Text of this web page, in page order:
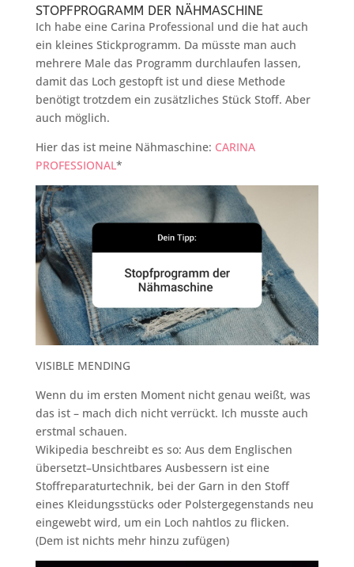
STOPFPROGRAMM DER NÄHMASCHINE
Ich habe eine Carina Professional und die hat auch
ein kleines Stickprogramm. Da müsste man auch
mehrere Male das Programm durchlaufen lassen,
damit das Loch gestopft ist und diese Methode
benötigt trotzdem ein zusätzliches Stück Stoff. Aber
auch möglich.
Hier das ist meine Nähmaschine: CARINA
PROFESSIONAL*
VISIBLE MENDING
Wenn du im ersten Moment nicht genau weißt, was
das ist – mach dich nicht verrückt. Ich musste auch
erstmal schauen.
Wikipedia beschreibt es so: Aus dem Englischen
übersetzt–Unsichtbares Ausbessern ist eine
Stoffreparaturtechnik, bei der Garn in den Stoff
eines Kleidungsstücks oder Polstergegenstands neu
eingewebt wird, um ein Loch nahtlos zu flicken.
(Dem ist nichts mehr hinzu zufügen)